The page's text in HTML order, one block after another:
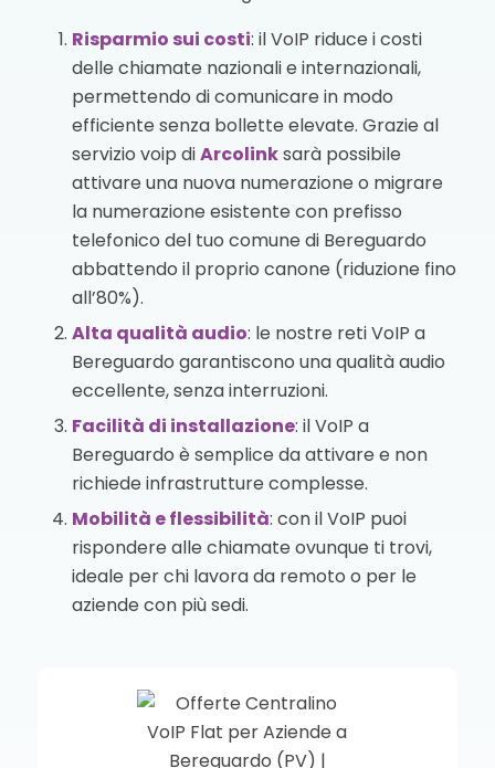
Risparmio sui costi: il VoIP riduce i costi
delle chiamate nazionali e internazionali,
permettendo di comunicare in modo
efficiente senza bollette elevate. Grazie al
servizio voip diArcolinksarà possibile
attivare una nuova numerazione o migrare
la numerazione esistente con prefisso
telefonico del tuo comune di Bereguardo
abbattendo il proprio canone (riduzione fino
all’80%).
Alta qualità audio: le nostre reti VoIP a
Bereguardo garantiscono una qualità audio
eccellente, senza interruzioni.
Facilità di installazione: il VoIP a
Bereguardo è semplice da attivare e non
richiede infrastrutture complesse.
Mobilità e flessibilità: con il VoIP puoi
rispondere alle chiamate ovunque ti trovi,
ideale per chi lavora da remoto o per le
aziende con più sedi.